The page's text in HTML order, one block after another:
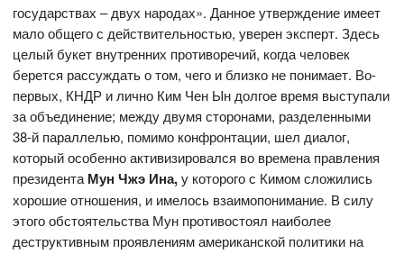
государствах – двух народах». Данное утверждение имеет
мало общего с действительностью, уверен эксперт. Здесь
целый букет внутренних противоречий, когда человек
берется рассуждать о том, чего и близко не понимает. Во-
первых, КНДР и лично Ким Чен Ын долгое время выступали
за объединение; между двумя сторонами, разделенными
38-й параллелью, помимо конфронтации, шел диалог,
который особенно активизировался во времена правления
президентаМун Чжэ Ина,у которого с Кимом сложились
хорошие отношения, и имелось взаимопонимание. В силу
этого обстоятельства Мун противостоял наиболее
деструктивным проявлениям американской политики на